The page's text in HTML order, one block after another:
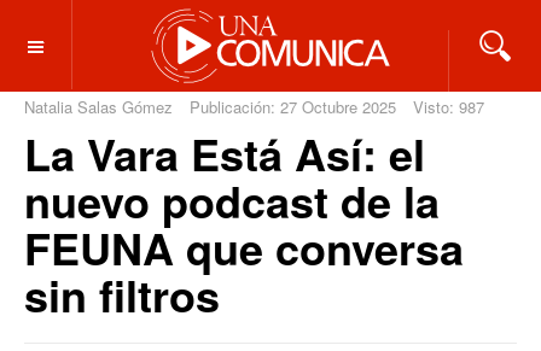
OFF CANVAS
Natalia Salas Gómez Publicación: 27 Octubre 2025 Visto: 987
La Vara Está Así: el
nuevo podcast de la
FEUNA que conversa
sin filtros